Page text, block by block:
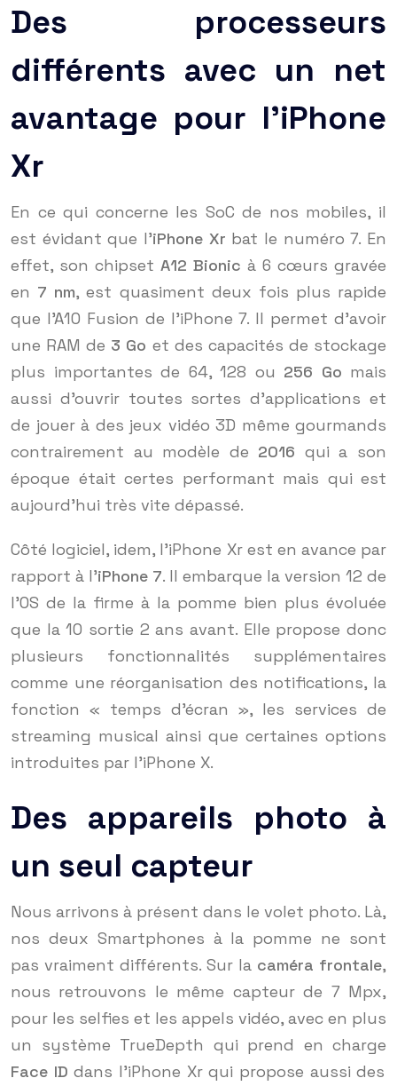
Des processeurs
différents avec un net
avantage pour l’iPhone
Xr
En ce qui concerne les SoC de nos mobiles, il
est évidant que l’iPhone Xr bat le numéro 7. En
effet, son chipset A12 Bionic à 6 cœurs gravée
en 7 nm, est quasiment deux fois plus rapide
que l’A10 Fusion de l’iPhone 7. Il permet d’avoir
une RAM de 3 Go et des capacités de stockage
plus importantes de 64, 128 ou 256 Go mais
aussi d’ouvrir toutes sortes d’applications et
de jouer à des jeux vidéo 3D même gourmands
contrairement au modèle de 2016 qui a son
époque était certes performant mais qui est
aujourd’hui très vite dépassé.
Côté logiciel, idem, l’iPhone Xr est en avance par
rapport à l’iPhone 7. Il embarque la version 12 de
l’OS de la firme à la pomme bien plus évoluée
que la 10 sortie 2 ans avant. Elle propose donc
plusieurs fonctionnalités supplémentaires
comme une réorganisation des notifications, la
fonction « temps d’écran », les services de
streaming musical ainsi que certaines options
introduites par l’iPhone X.
Des appareils photo à
un seul capteur
Nous arrivons à présent dans le volet photo. Là,
nos deux Smartphones à la pomme ne sont
pas vraiment différents. Sur la caméra frontale,
nous retrouvons le même capteur de 7 Mpx,
pour les selfies et les appels vidéo, avec en plus
un système TrueDepth qui prend en charge
Face ID dans l’iPhone Xr qui propose aussi des